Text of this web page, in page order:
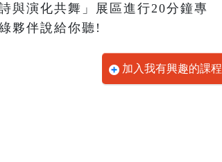
與演化共舞」展區進行20分鐘專
夥伴說給你聽!
加入我有興趣的課程